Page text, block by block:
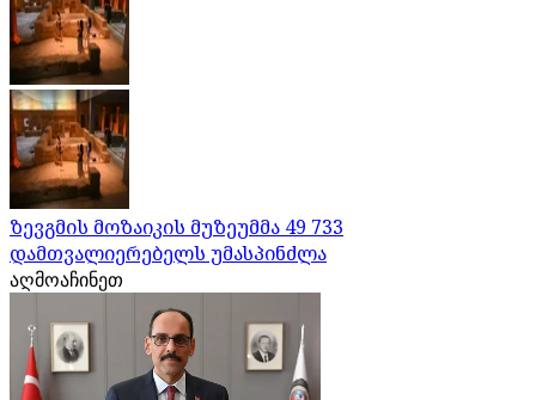
ზევგმის მოზაიკის მუზეუმმა 49 733
დამთვალიერებელს უმასპინძლა
აღმოაჩინეთ